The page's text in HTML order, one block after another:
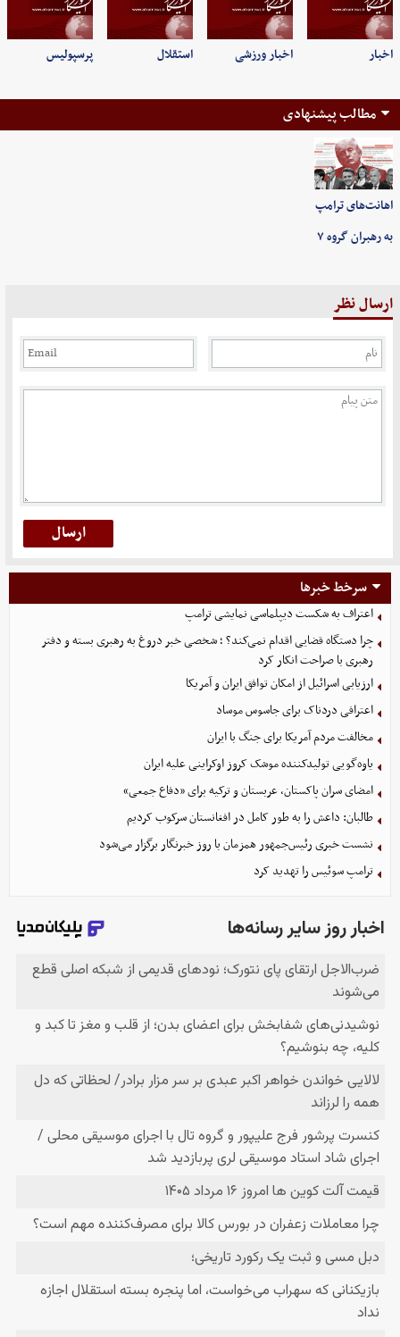
اخبار اخبار ورزشی استقلال پرسپولیس
مطالب پیشنهادی
اهانت‌های ترامپ
به رهبران گروه ۷
ارسال نظر
سرخط خبرها
اعتراف به شکست دیپلماسی نمایشی ترامپ
چرا دستگاه قضایی اقدام نمی‌کند؟ ؛ شخصی خبر دروغ به رهبری بسته و دفتر
رهبری با صراحت انکار کرد
ارزیابی اسرائیل از امکان توافق ایران و آمریکا
اعترافی دردناک برای جاسوس موساد
مخالفت مردم آمریکا برای جنگ با ایران
یاوه‌گویی تولیدکننده موشک کروز اوکراینی علیه ایران
امضای سران پاکستان، عربستان و ترکیه برای «دفاع جمعی»
طالبان: داعش را به طور کامل در افغانستان سرکوب کردیم
نشست خبری رئیس‌جمهور همزمان با روز خبرنگار برگزار می‌شود
ترامپ سوئیس را تهدید کرد